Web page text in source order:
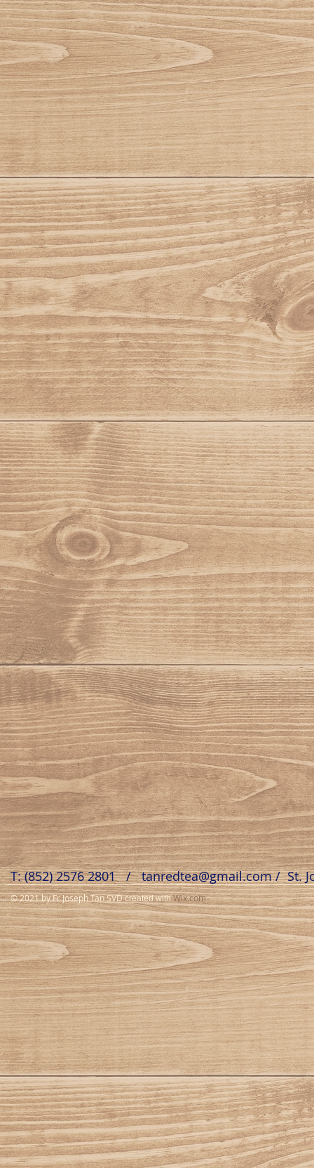
T: (852) 2576 2801 /tanredtea@gmail.com/ St.
© 2021 by Fr Joseph Tan SVDcreated withWix.com